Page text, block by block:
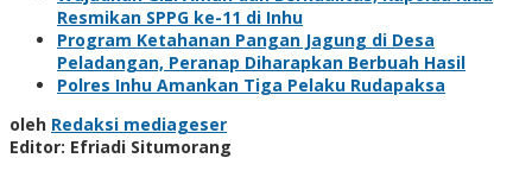
Resmikan SPPG ke-11 di Inhu
Program Ketahanan Pangan Jagung di Desa
Peladangan, Peranap Diharapkan Berbuah Hasil
Polres Inhu Amankan Tiga Pelaku Rudapaksa
oleh Redaksi mediageser
Editor: Efriadi Situmorang